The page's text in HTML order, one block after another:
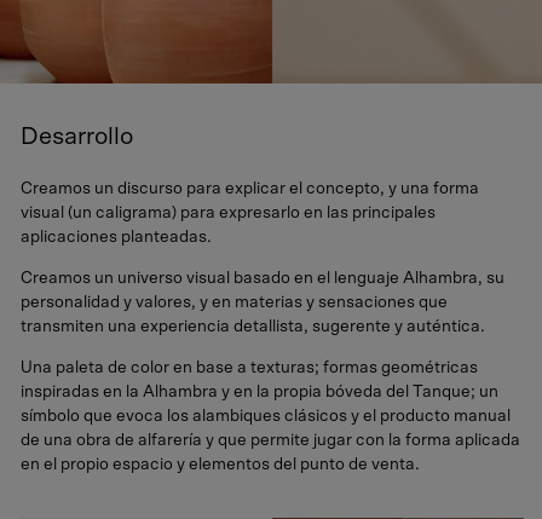
Desarrollo
Creamos un discurso para explicar el concepto, y una forma
visual (un caligrama) para expresarlo en las principales
aplicaciones planteadas.
Creamos un universo visual basado en el lenguaje Alhambra, su
personalidad y valores, y en materias y sensaciones que
transmiten una experiencia detallista, sugerente y auténtica.
Una paleta de color en base a texturas; formas geométricas
inspiradas en la Alhambra y en la propia bóveda del Tanque; un
símbolo que evoca los alambiques clásicos y el producto manual
de una obra de alfarería y que permite jugar con la forma aplicada
en el propio espacio y elementos del punto de venta.